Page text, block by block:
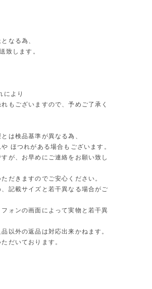
なる為、
致します。
により
もございますので、予めご了承く
は検品基準が異なる為、
ほつれがある場合もございます。
が、お早めにご連絡をお願い致し
だきますのでご安心ください。
記載サイズと若干異なる場合がご
ォンの画面によって実物と若干異
以外の返品は対応出来かねます。
だいております。